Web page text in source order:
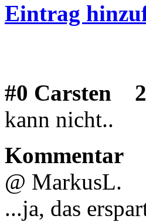
Eintrag
#0 Carsten
kann nicht..
Kommentar
@ MarkusL.
...ja, das